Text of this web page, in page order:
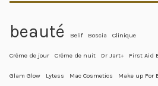
beauté Belif Boscia Clinique
Crème de jour Crème de nuit Dr Jart+ First Aid
Glam Glow Lytess Mac Cosmetics Make up For